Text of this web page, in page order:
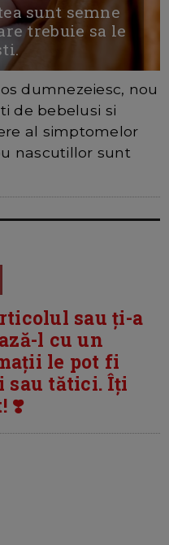
sunt semne
trebuie sa le
dumnezeiesc, nou
de bebelusi si
al simptomelor
nascutillor sunt
sau ți-a
l cu un
le pot fi
sau tătici. Îți
❣️